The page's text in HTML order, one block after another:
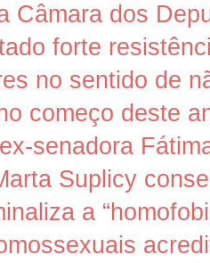
Câmara dos
forte
no sentido de
começo deste
senadora
Suplicy
a